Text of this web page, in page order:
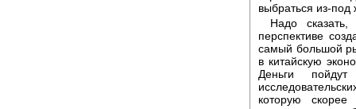
выбраться из-
Надо
перспективе
самый большой
в китайскую
Деньги
которую